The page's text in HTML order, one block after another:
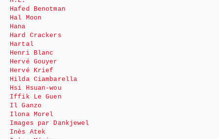
Hafed Benotman
Hal Moon
Hana
Hard Crackers
Hartal
Henri Blanc
Hervé Gouyer
Hervé Krief
Hilda Ciambarella
Hsi Hsuan-wou
Iffik Le Guen
Il Ganzo
Ilona Morel
Images par Dankjewel
Inès Atek